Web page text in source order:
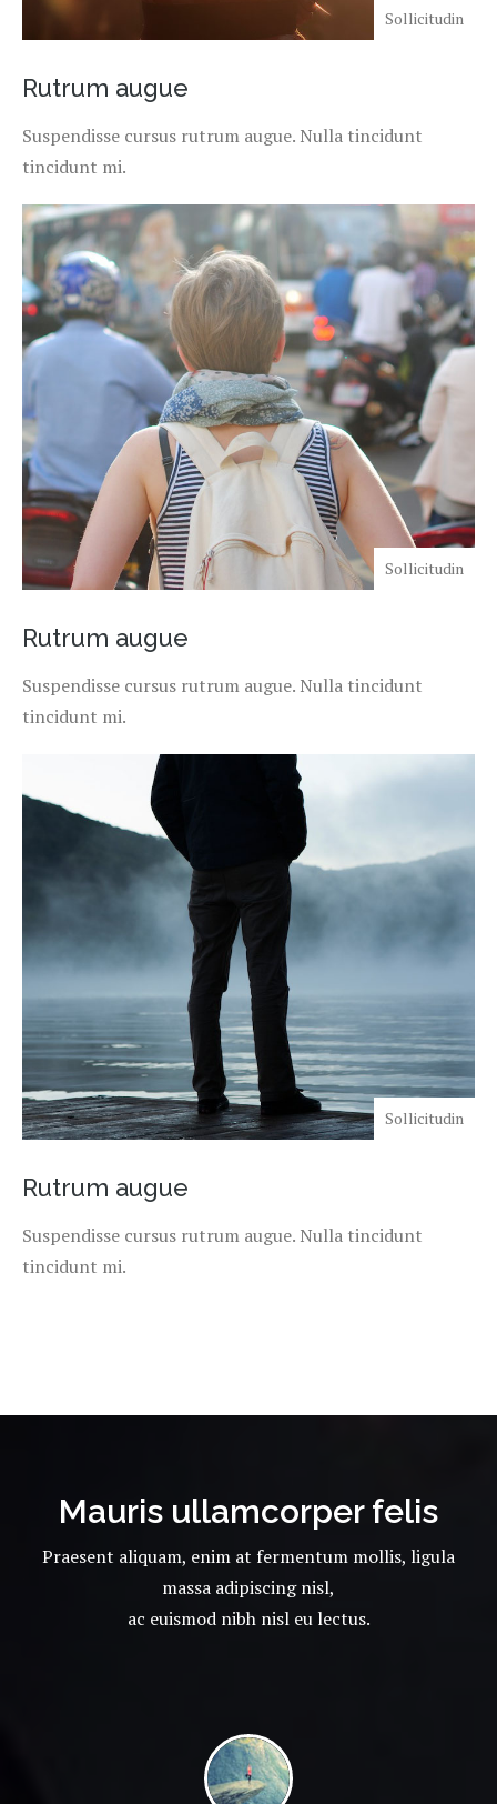
Sollicitudin
Rutrum augue
Suspendisse cursus rutrum augue. Nulla tincidunt
tincidunt mi.
Sollicitudin
Rutrum augue
Suspendisse cursus rutrum augue. Nulla tincidunt
tincidunt mi.
Sollicitudin
Rutrum augue
Suspendisse cursus rutrum augue. Nulla tincidunt
tincidunt mi.
Mauris ullamcorper felis
Praesent aliquam, enim at fermentum mollis, ligula
massa adipiscing nisl,
ac euismod nibh nisl eu lectus.